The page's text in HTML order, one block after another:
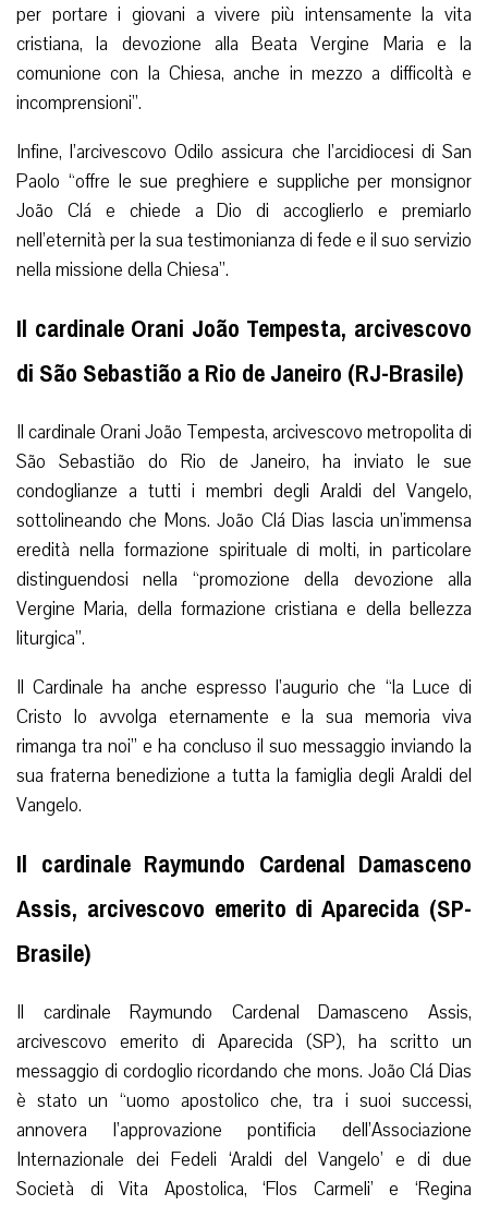
per portare i giovani a vivere più intensamente la vita
cristiana, la devozione alla Beata Vergine Maria e la
comunione con la Chiesa, anche in mezzo a difficoltà e
incomprensioni”.
Infine, l’arcivescovo Odilo assicura che l’arcidiocesi di San
Paolo “offre le sue preghiere e suppliche per monsignor
João Clá e chiede a Dio di accoglierlo e premiarlo
nell’eternità per la sua testimonianza di fede e il suo servizio
nella missione della Chiesa”.
Il cardinale Orani João Tempesta, arcivescovo
di São Sebastião a Rio de Janeiro (RJ-Brasile)
Il cardinale Orani João Tempesta, arcivescovo metropolita di
São Sebastião do Rio de Janeiro, ha inviato le sue
condoglianze a tutti i membri degli Araldi del Vangelo,
sottolineando che Mons. João Clá Dias lascia un’immensa
eredità nella formazione spirituale di molti, in particolare
distinguendosi nella “promozione della devozione alla
Vergine Maria, della formazione cristiana e della bellezza
liturgica”.
Il Cardinale ha anche espresso l’augurio che “la Luce di
Cristo lo avvolga eternamente e la sua memoria viva
rimanga tra noi” e ha concluso il suo messaggio inviando la
sua fraterna benedizione a tutta la famiglia degli Araldi del
Vangelo.
Il cardinale Raymundo Cardenal Damasceno
Assis, arcivescovo emerito di Aparecida (SP-
Brasile)
Il cardinale Raymundo Cardenal Damasceno Assis,
arcivescovo emerito di Aparecida (SP), ha scritto un
messaggio di cordoglio ricordando che mons. João Clá Dias
è stato un “uomo apostolico che, tra i suoi successi,
annovera l’approvazione pontificia dell’Associazione
Internazionale dei Fedeli ‘Araldi del Vangelo’ e di due
Società di Vita Apostolica, ‘Flos Carmeli’ e ‘Regina